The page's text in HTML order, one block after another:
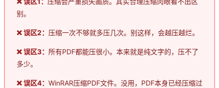
别。
❌ 误区2： 压缩一次不够就多压几次。别这样，会越压越烂。
❌ 误区3： 所有PDF都能压很小。本来就是纯文字的，压不了
多少。
❌ 误区4： WinRAR压缩PDF文件。没用，PDF本身已经压缩过